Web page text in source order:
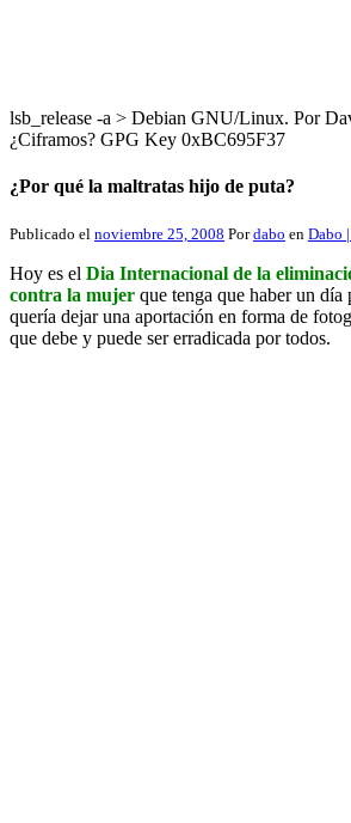
lsb_release -a > Debian GNU/Linux. Por
¿Ciframos? GPG Key 0xBC695F37
¿Por qué la maltratas hijo de puta?
Publicado el noviembre 25, 2008 Pordabo en Dabo
Hoy es el Dia Internacional de la
contra la mujer que tenga que haber un día
quería dejar una aportación en forma de
que debe y puede ser erradicada por todos.